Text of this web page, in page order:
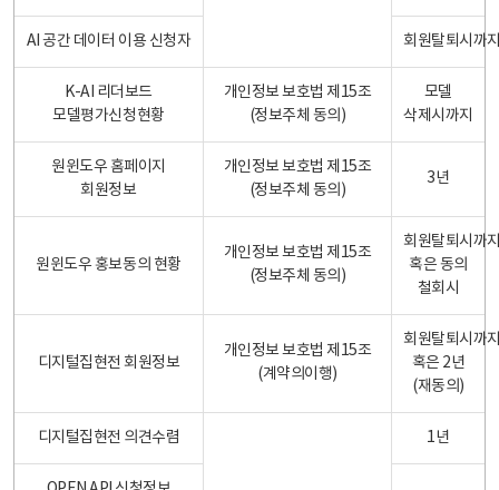
AI 공간 데이터 이용 신청자 회원탈퇴시까
K-AI 리더보드
모델평가신청현황
개인정보 보호법 제15조
(정보주체 동의)
모델
삭제시까지
원윈도우 홈페이지
회원정보
개인정보 보호법 제15조
(정보주체 동의)
3년
원윈도우 홍보동의 현황
개인정보 보호법 제15조
(정보주체 동의)
회원탈퇴시까
혹은 동의
철회시
디지털집현전 회원정보
개인정보 보호법 제15조
(계약의이행)
회원탈퇴시까
혹은 2년
(재동의)
디지털집현전 의견수렴 1년